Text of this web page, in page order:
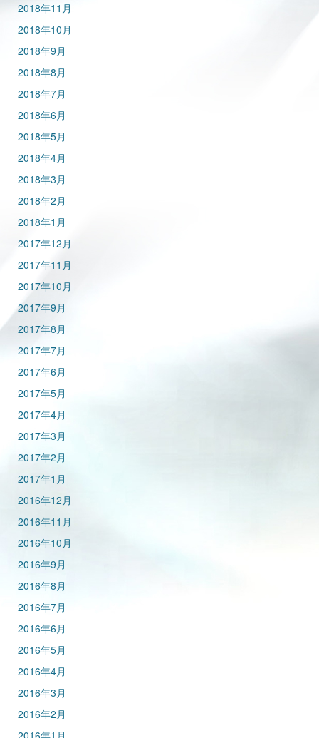
2018年11月
2018年10月
2018年9月
2018年8月
2018年7月
2018年6月
2018年5月
2018年4月
2018年3月
2018年2月
2018年1月
2017年12月
2017年11月
2017年10月
2017年9月
2017年8月
2017年7月
2017年6月
2017年5月
2017年4月
2017年3月
2017年2月
2017年1月
2016年12月
2016年11月
2016年10月
2016年9月
2016年8月
2016年7月
2016年6月
2016年5月
2016年4月
2016年3月
2016年2月
2016年1月